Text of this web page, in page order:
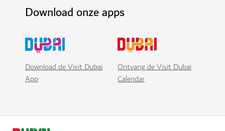
Download onze apps
Download de Visit Dubai
App
Ontvang de Visit Dubai
Calendar